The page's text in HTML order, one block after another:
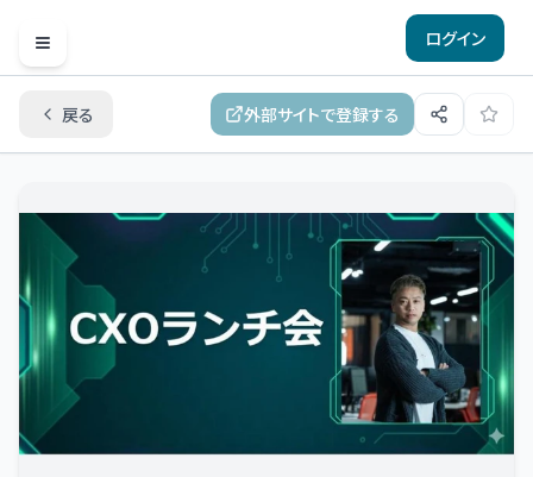
Open menu
ログイン
戻る 外部サイトで登録する